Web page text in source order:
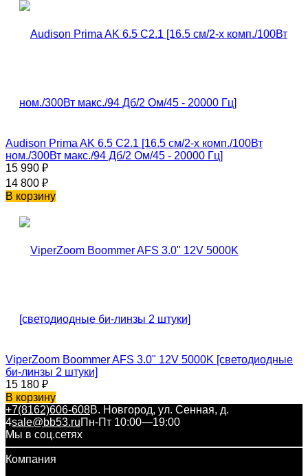
Audison Prima AK 6.5 C2.1 [16.5 см/2-х комп./100Вт
ном./300Вт макс./94 Дб/2 Ом/45 - 20000 Гц]
15 990 ₽
14 800 ₽
В корзину
ViperZoom Boommer AFS 3.0" 12V 5000K [светодиодные
би-линзы 2 штуки]
15 180 ₽
В корзину
+7(8162)606-608В. Новгород, ул. Сенная, д.
4sale@bb53.ruПн-Пт 10:00—19:00
Мы в соц.сетях
Компания